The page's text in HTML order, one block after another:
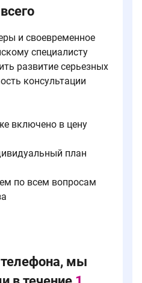
и своевременное
специалисту
развитие серьезных
консультации
включено в цену
план
по всем вопросам
мы